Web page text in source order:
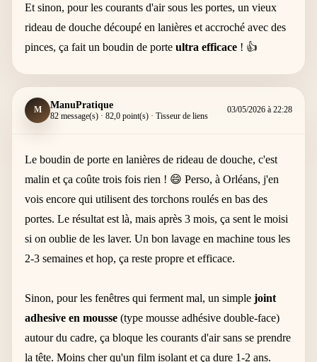
Et sinon, pour les courants d'air sous les portes, un vieux
rideau de douche découpé en lanières et accroché avec des
pinces, ça fait un boudin de porteultra efficace ! 👍
M ManuPratique
82 message(s) · 82,0 point(s) · Tisseur de liens
03/05/2026 à 22:28
Le boudin de porte en lanières de rideau de douche, c'est
malin et ça coûte trois fois rien ! 😄 Perso, à Orléans, j'en
vois encore qui utilisent des torchons roulés en bas des
portes. Le résultat est là, mais après 3 mois, ça sent le moisi
si on oublie de les laver. Un bon lavage en machine tous les
2-3 semaines et hop, ça reste propre et efficace.
Sinon, pour les fenêtres qui ferment mal, un simplejoint
adhesive en mousse (type mousse adhésive double-face)
autour du cadre, ça bloque les courants d'air sans se prendre
la tête. Moins cher qu'un film isolant et ça dure 1-2 ans.